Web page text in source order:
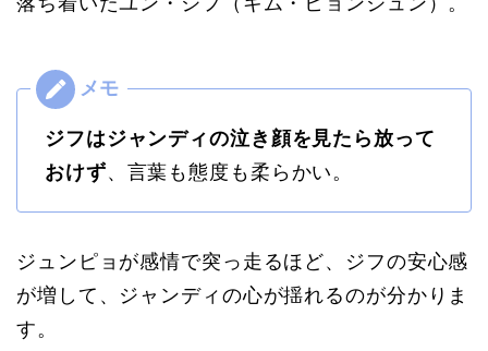
ジフはジャンディの泣き顔を見たら放って
おけず、言葉も態度も柔らかい。
ジュンピョが感情で突っ走るほど、ジフの安心感
が増して、ジャンディの心が揺れるのが分かりま
す。